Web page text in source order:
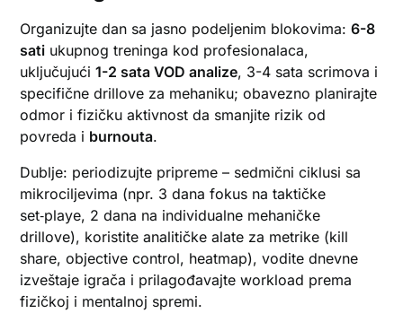
Organizujte dan sa jasno podeljenim blokovima:6-8
sati ukupnog treninga kod profesionalaca,
uključujući1-2 sata VOD analize, 3-4 sata scrimova i
specifične drillove za mehaniku; obavezno planirajte
odmor i fizičku aktivnost da smanjite rizik od
povreda i burnouta.
Dublje: periodizujte pripreme – sedmični ciklusi sa
mikrociljevima (npr. 3 dana fokus na taktičke
set‑playe, 2 dana na individualne mehaničke
drillove), koristite analitičke alate za metrike (kill
share, objective control, heatmap), vodite dnevne
izveštaje igrača i prilagođavajte workload prema
fizičkoj i mentalnoj spremi.